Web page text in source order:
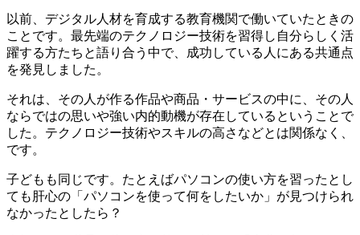
以前、デジタル人材を育成する教育機関で働いていたときの
ことです。最先端のテクノロジー技術を習得し自分らしく活
躍する方たちと語り合う中で、成功している人にある共通点
を発見しました。
それは、その人が作る作品や商品・サービスの中に、その人
ならではの思いや強い内的動機が存在しているということで
した。テクノロジー技術やスキルの高さなどとは関係なく、
です。
子どもも同じです。たとえばパソコンの使い方を習ったとし
ても肝心の「パソコンを使って何をしたいか」が見つけられ
なかったとしたら？